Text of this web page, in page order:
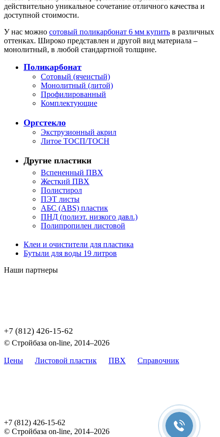
действительно уникальное сочетание отличного качества и
доступной стоимости.
У нас можно сотовый поликарбонат 6 мм купить в различных
оттенках. Широко представлен и другой вид материала –
монолитный, в любой стандартной толщине.
Поликарбонат
Сотовый (ячеистый)
Монолитный (литой)
Профилированный
Комплектующие
Оргстекло
Экструзионный акрил
Литое ТОСП/ТОСН
Другие пластики
Вспененный ПВХ
Жесткий ПВХ
Полистирол
ПЭТ листы
АБС (ABS) пластик
ПНД (полиэт. низкого давл.)
Полипропилен листовой
Клеи и очистители для пластика
Бутыли для воды 19 литров
Наши партнеры
+7 (812) 426-15-62
© Стройбаза on-line, 2014–2026
Цены Листовой пластик ПВХ Справочник
+7 (812) 426-15-62
© Стройбаза on-line, 2014–2026